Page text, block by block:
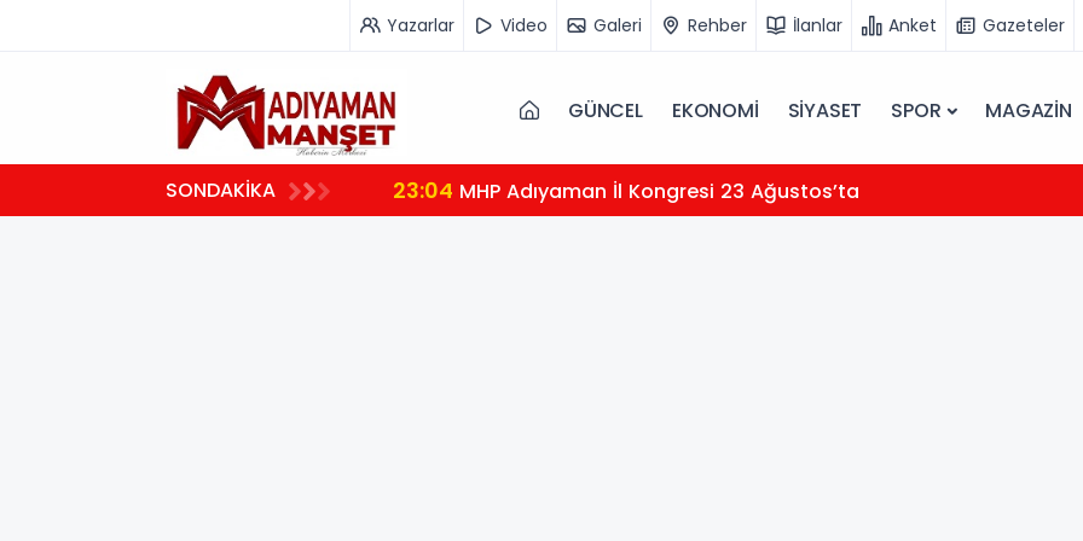
Yazarlar Video Galeri Rehber İlanlar Anket Gazeteler
GÜNCEL EKONOMİ SİYASET SPOR MAGAZİN
SONDAKİKA 23:04 MHP Adıyaman İl Kongresi 23 Ağustos’ta